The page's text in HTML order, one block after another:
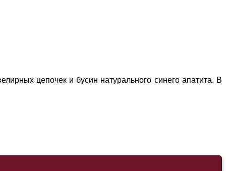
цепочек и бусин натурального синего апатита. В